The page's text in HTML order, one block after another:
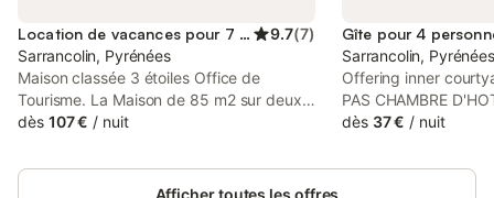
Location de vacances pour 7 personnes 9.7(7)
Sarrancolin, Pyrénées
Maison classée 3 étoiles Office de
Tourisme. La Maison de 85 m2 sur deux
niveaux est située à l'entrée du village
route. Elle dispose d'un jardin arboré et
entièrement clôturé.. Rez de chassée :
dès 107 € / nuit
Gîte pour 4
Sarrancolin, Pyrénées
Offering inner
PAS CHAMBRE
accommodation set
Col d'Aspin. There
dès 37 € / nuit
Afficher toutes les offres